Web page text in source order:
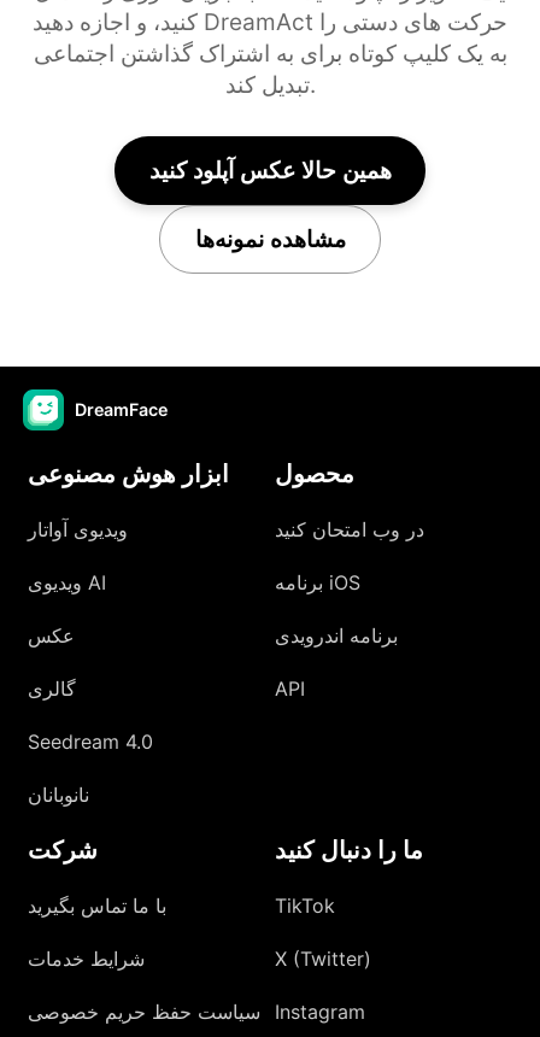
کنید، و اجازه دهید DreamAct حرکت های دستی را
به یک کلیپ کوتاه برای به اشتراک گذاشتن اجتماعی
تبدیل کند.
همین حالا عکس آپلود کنید
مشاهده نمونه‌ها
DreamFace
ابزار هوش مصنوعی
ویدیوی آواتار
ویدیوی AI
عکس
گالری
Seedream 4.0
نانوبانان
محصول
در وب امتحان کنید
برنامه iOS
برنامه اندرویدی
API
شرکت
با ما تماس بگیرید
شرایط خدمات
سیاست حفظ حریم خصوصی
ما را دنبال کنید
TikTok
X (Twitter)
Instagram